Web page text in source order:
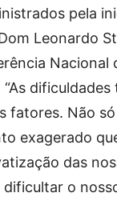
pela
Leonardo
Nacional
“As
fatores. Não só
exagerado
das
dificultar o